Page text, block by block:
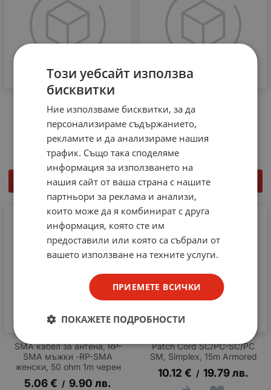
toslink Cabletech Eco-Line
3m
3.53€ / 6.90 лв.
КУПИ
мъжки чинча 2RCA/2RCA
1.8m Cabletech Eco-Line
1.18€ / 2.31
КУПИ
SMA кабел за антена, RP-
SMA мъжки -RP-SMA
женски, 50 ohm 1m черен
5.06€ / 9.90 лв.
Patch Cord SC/PC-SC/PC
SM, Simplex, 15m Armored
10.12 € / 19.79лв.
Този уебсайт използва
бисквитки
Ние използваме бисквитки, за да
персонализираме съдържанието,
рекламите и да анализираме нашия
трафик. Също така споделяме
информация за използването на
нашия сайт от ваша страна с нашите
партньори за реклама и анализи,
които може да я комбинират с друга
информация, която сте им
предоставили или която са събрали от
вашето използване на техните услуги.
ПРИЕМЕТЕ ВСИЧКИ
ПОКАЖЕТЕ ПОДРОБНОСТИ